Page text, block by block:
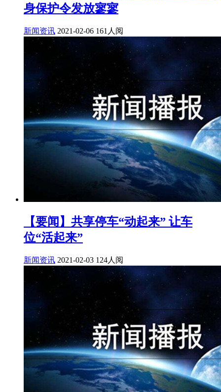
身保护令发放寥寥
新闻资讯 2021-02-06 161人阅
【要闻】共享停车“动起来” 让车
位“活起来”
新闻资讯 2021-02-03 124人阅